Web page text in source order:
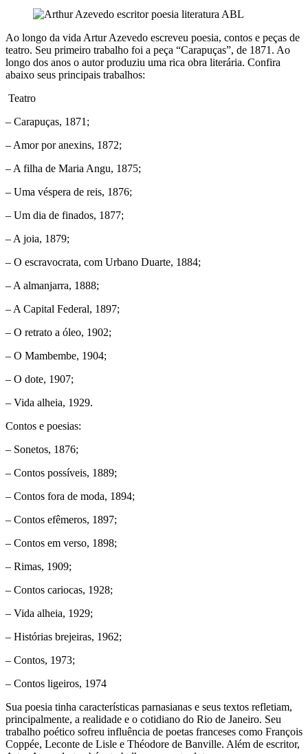
Ao longo da vida Artur Azevedo escreveu poesia, contos e peças de
teatro. Seu primeiro trabalho foi a peça “Carapuças”, de 1871. Ao
longo dos anos o autor produziu uma rica obra literária. Confira
abaixo seus principais trabalhos:
Teatro
– Carapuças, 1871;
– Amor por anexins, 1872;
– A filha de Maria Angu, 1875;
– Uma véspera de reis, 1876;
– Um dia de finados, 1877;
– A joia, 1879;
– O escravocrata, com Urbano Duarte, 1884;
– A almanjarra, 1888;
– A Capital Federal, 1897;
– O retrato a óleo, 1902;
– O Mambembe, 1904;
– O dote, 1907;
– Vida alheia, 1929.
Contos e poesias:
– Sonetos, 1876;
– Contos possíveis, 1889;
– Contos fora de moda, 1894;
– Contos efêmeros, 1897;
– Contos em verso, 1898;
– Rimas, 1909;
– Contos cariocas, 1928;
– Vida alheia, 1929;
– Histórias brejeiras, 1962;
– Contos, 1973;
– Contos ligeiros, 1974
Sua poesia tinha características parnasianas e seus textos refletiam,
principalmente, a realidade e o cotidiano do Rio de Janeiro. Seu
trabalho poético sofreu influência de poetas franceses como François
Coppée, Leconte de Lisle e Théodore de Banville. Além de escritor,